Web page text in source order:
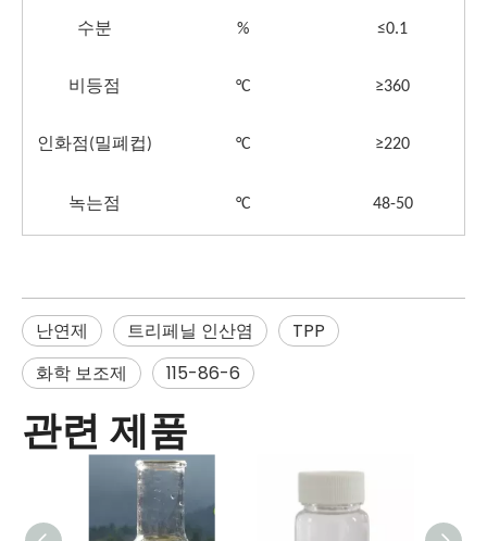
수분 % ≤0.1
비등점 °C ≥360
인화점(밀폐컵) °C ≥220
녹는점 °C 48-50
난연제 트리페닐 인산염
TPP
화학 보조제
115-86-6
관련 제품